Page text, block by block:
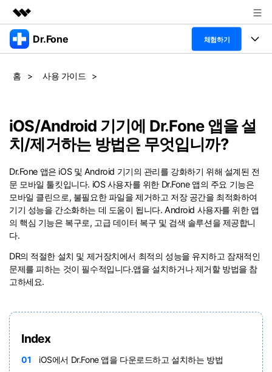
주요 제품
유틸리티
뉴스룸
도움말 센터
Dr.Fone 체험하기
Dr.Fone Basic
폴 툴킷 보기 >
데스크탑
모바일
온라인
더 보기
탐색 및 발견
사용 방법은 무엇입니까?
고객 지원 센터
다운로드 센터
공식 설치 파일 및 최신 버전 업데이트
요.
🔓️온라인 잠금 해제
iOS26 다운그레이드
무료 다운로드 로그인
검색하기
홈 > 사용 가이드 >
iOS/Android 기기에 Dr.Fone 앱을 설
치/제거하는 방법은 무엇입니까?
Dr.Fone 앱은 iOS 및 Android 기기의 관리를 강화하기 위해 설계된 전
문 모바일 툴킷입니다. iOS 사용자를 위한 Dr.Fone 앱의 주요 기능은
모바일 클린으로, 불필요한 파일을 제거하고 저장 공간을 최적화하여
기기 성능을 간소화하는 데 도움이 됩니다. Android 사용자를 위한 앱
의 핵심 기능은 복구로, 고급 데이터 복구 및 검색 솔루션을 제공합니
다.
DR의 적절한 설치 및 제거장치에서 최적의 성능을 유지하고 잠재적인
문제를 피하는 것이 필수적입니다.앱을 설치하거나 제거할 방법을 참
고하세요.
Index
01
iOS에서 Dr.Fone 앱을 다운로드하고 설치하는 방법